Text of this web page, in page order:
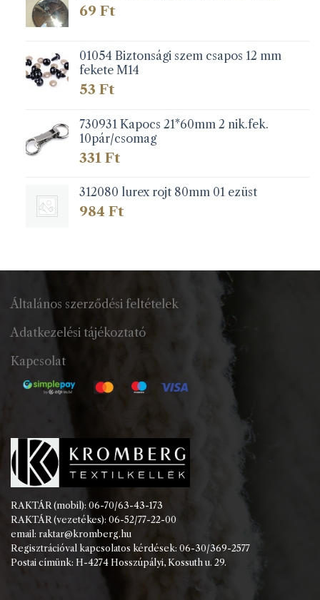
69 Ft
01054 Biztonsági szem csapos 12 mm
fekete M14
53 Ft
730931 Kapocs 21*60mm 2 nik.fek.
10pár/csomag
331 Ft
312080 lurex rojt 80mm 01 ezüst
984 Ft
Általános szerződési feltételek
Adatkezelési tájékoztató
Kapcsolat
RAKTÁR (mobil): 06-70/63-43-173
RAKTÁR (vezetékes): 06-52/77-22-00
email: raktar@kromberg.hu
Regisztrációval kapcsolatos kérdések: 06-30/369-2577
Postai címünk: H-4274 Hosszúpályi, Kossuth u. 29.